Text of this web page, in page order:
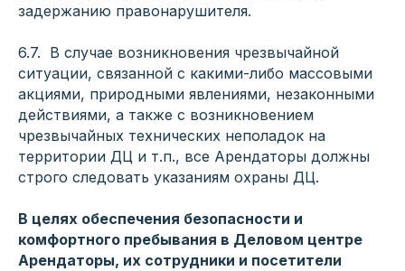
задержанию правонарушителя.
6.7. В случае возникновения чрезвычайной
ситуации, связанной с какими-либо массовыми
акциями, природными явлениями, незаконными
действиями, а также с возникновением
чрезвычайных технических неполадок на
территории ДЦ и т.п., все Арендаторы должны
строго следовать указаниям охраны ДЦ.
В целях обеспечения безопасности и
комфортного пребывания в Деловом центре
Арендаторы, их сотрудники и посетители